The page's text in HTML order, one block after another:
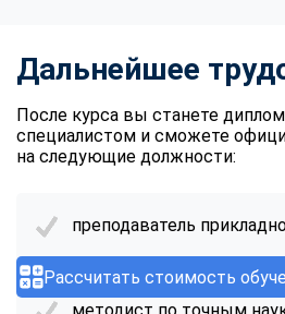
Рассчитать стоимость
Дальнейшее
После курса вы станете
специалистом и сможете
на следующие должности:
преподаватель
учитель информатики и